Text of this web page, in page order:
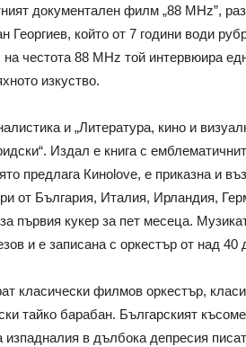
документален филм „88 MHz”,
който от 7 години води
честота 88 MHz той интервюира
изкуство.
и „Литература, кино и
Издал е книга с
предлага Киноlove, е приказна и
от България, Италия, Ирландия,
първия кукер за пет месеца.
и е записана с оркестър от над 40
класически филмов оркестър,
тайко барабан. Българският
в дълбока депресия